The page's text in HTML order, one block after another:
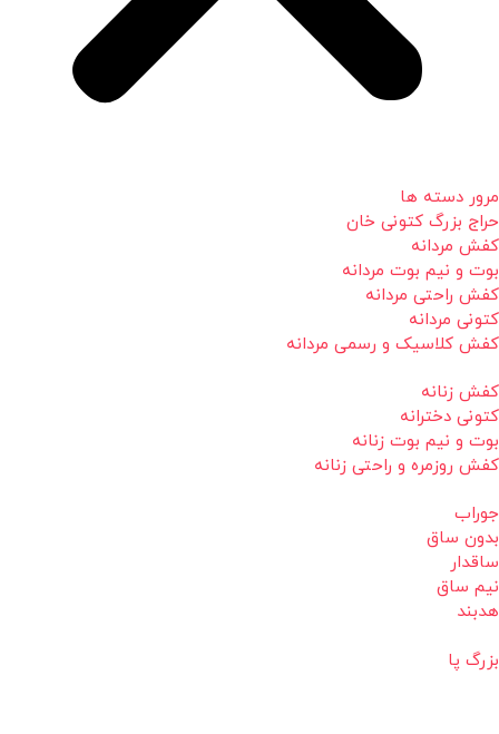
مرور دسته ها
حراج بزرگ کتونی خان
کفش مردانه
بوت و نیم بوت مردانه
کفش راحتی مردانه
کتونی مردانه
کفش کلاسیک و رسمی مردانه
کفش زنانه
کتونی دخترانه
بوت و نیم بوت زنانه
کفش روزمره و راحتی زنانه
جوراب
بدون ساق
ساقدار
نیم ساق
هدبند
بزرگ پا